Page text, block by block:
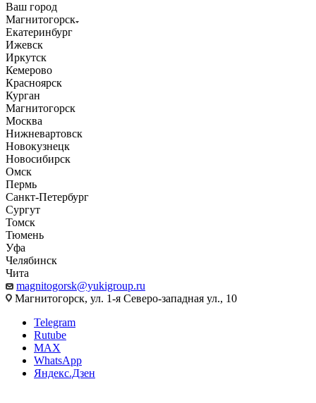
Ваш город
Магнитогорск
Екатеринбург
Ижевск
Иркутск
Кемерово
Красноярск
Курган
Магнитогорск
Москва
Нижневартовск
Новокузнецк
Новосибирск
Омск
Пермь
Санкт-Петербург
Сургут
Томск
Тюмень
Уфа
Челябинск
Чита
magnitogorsk@yukigroup.ru
Магнитогорск, ул. 1-я Северо-западная ул., 10
Telegram
Rutube
MAX
WhatsApp
Яндекс.Дзен